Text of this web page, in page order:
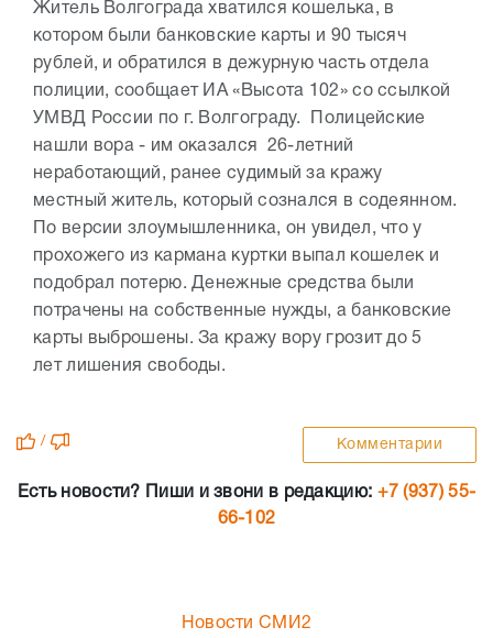
Житель Волгограда хватился кошелька, в
котором были банковские карты и 90 тысяч
рублей, и обратился в дежурную часть отдела
полиции, сообщает ИА «Высота 102» со ссылкой
УМВД России по г. Волгограду. Полицейские
нашли вора - им оказался 26-летний
неработающий, ранее судимый за кражу
местный житель, который сознался в содеянном.
По версии злоумышленника, он увидел, что у
прохожего из кармана куртки выпал кошелек и
подобрал потерю. Денежные средства были
потрачены на собственные нужды, а банковские
карты выброшены. За кражу вору грозит до 5
лет лишения свободы.
/ Комментарии
Есть новости? Пиши и звони в редакцию: +7 (937) 55-
66-102
Новости СМИ2